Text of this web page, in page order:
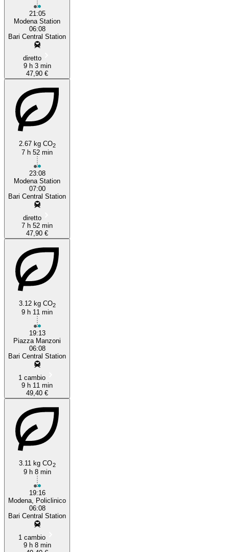
21:05
Modena Station
06:08
Bari Central Station
diretto
9 h 3 min
47,90 €
2.67 kg CO2
7 h 52 min
23:08
Modena Station
07:00
Bari Central Station
diretto
7 h 52 min
47,90 €
3.12 kg CO2
9 h 11 min
19:13
Piazza Manzoni
06:08
Bari Central Station
1 cambio
9 h 11 min
49,40 €
3.11 kg CO2
9 h 8 min
19:16
Modena, Policlinico
06:08
Bari Central Station
1 cambio
9 h 8 min